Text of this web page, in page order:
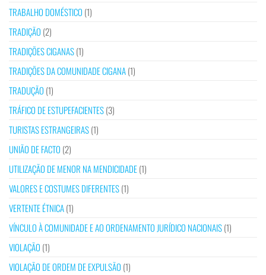
TRABALHO DOMÉSTICO (1)
TRADIÇÃO (2)
TRADIÇÕES CIGANAS(1)
TRADIÇÕES DA COMUNIDADE CIGANA(1)
TRADUÇÃO (1)
TRÁFICO DE ESTUPEFACIENTES(3)
TURISTAS ESTRANGEIRAS(1)
UNIÃO DE FACTO (2)
UTILIZAÇÃO DE MENOR NA MENDICIDADE(1)
VALORES E COSTUMES DIFERENTES(1)
VERTENTE ÉTNICA(1)
VÍNCULO À COMUNIDADE E AO ORDENAMENTO JURÍDICO NACIONAIS(1)
VIOLAÇÃO (1)
VIOLAÇÃO DE ORDEM DE EXPULSÃO (1)